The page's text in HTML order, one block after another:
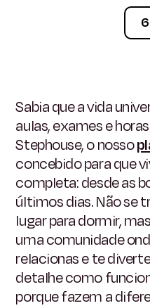
Sabia que a vida
aulas, exames e
Stephouse, o nosso
concebido para que
completa: desde as
últimos dias. Não se
lugar para dormir,
uma comunidade
relacionas e te
detalhe como
porque fazem a